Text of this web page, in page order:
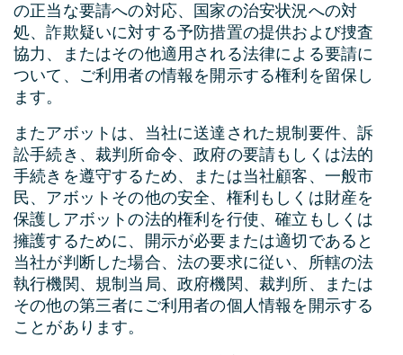
の正当な要請への対応、国家の治安状況への対
処、詐欺疑いに対する予防措置の提供および捜査
協力、またはその他適用される法律による要請に
ついて、ご利用者の情報を開示する権利を留保し
ます。
またアボットは、当社に送達された規制要件、訴
訟手続き、裁判所命令、政府の要請もしくは法的
手続きを遵守するため、または当社顧客、一般市
民、アボットその他の安全、権利もしくは財産を
保護しアボットの法的権利を行使、確立もしくは
擁護するために、開示が必要または適切であると
当社が判断した場合、法の要求に従い、所轄の法
執行機関、規制当局、政府機関、裁判所、または
その他の第三者にご利用者の個人情報を開示する
ことがあります。